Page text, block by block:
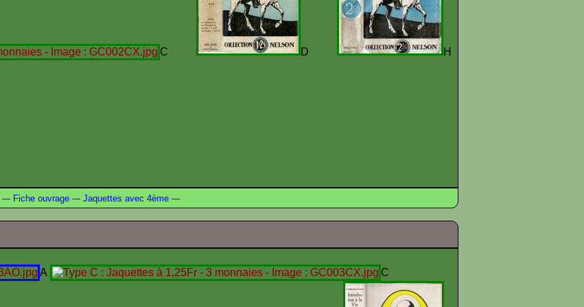
C D H
--- Fiche ouvrage --- Jaquettes avec 4ème ---
A
C